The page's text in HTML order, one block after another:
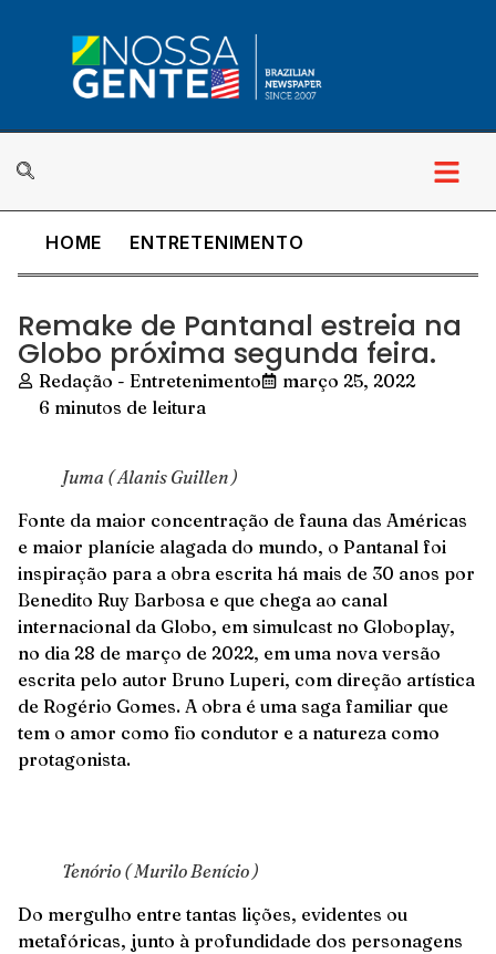
HOME ENTRETENIMENTO
Remake de Pantanal estreia na
Globo próxima segunda feira.
Redação - Entretenimento
março 25, 2022
6 minutos de leitura
Juma ( Alanis Guillen )
Fonte da maior concentração de fauna das Américas
e maior planície alagada do mundo, o Pantanal foi
inspiração para a obra escrita há mais de 30 anos por
Benedito Ruy Barbosa e que chega ao canal
internacional da Globo, em simulcast no Globoplay,
no dia 28 de março de 2022, em uma nova versão
escrita pelo autor Bruno Luperi, com direção artística
de Rogério Gomes. A obra é uma saga familiar que
tem o amor como fio condutor e a natureza como
protagonista.
Tenório ( Murilo Benício )
Do mergulho entre tantas lições, evidentes ou
metafóricas, junto à profundidade dos personagens